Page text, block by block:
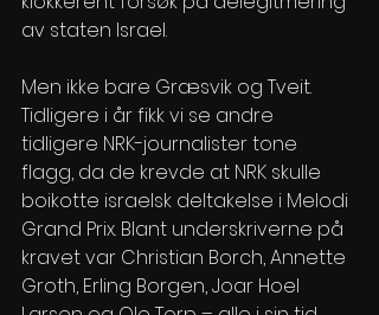
av staten Israel.
Men ikke bare Græsvik og Tveit.
Tidligere i år fikk vi se andre
tidligere NRK-journalister tone
flagg, da de krevde at NRK skulle
boikotte israelsk deltakelse i Melodi
Grand Prix. Blant underskriverne på
kravet var Christian Borch, Annette
Groth, Erling Borgen, Joar Hoel